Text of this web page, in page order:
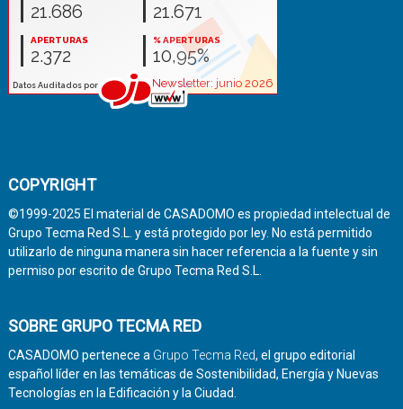
COPYRIGHT
©1999-2025 El material de CASADOMO es propiedad intelectual de
Grupo Tecma Red S.L. y está protegido por ley. No está permitido
utilizarlo de ninguna manera sin hacer referencia a la fuente y sin
permiso por escrito de Grupo Tecma Red S.L.
SOBRE GRUPO TECMA RED
CASADOMO pertenece a Grupo Tecma Red, el grupo editorial
español líder en las temáticas de Sostenibilidad, Energía y Nuevas
Tecnologías en la Edificación y la Ciudad.